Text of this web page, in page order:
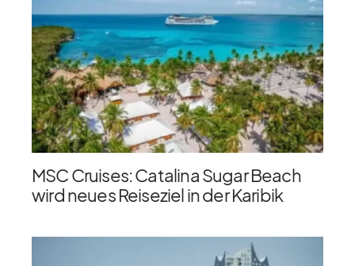
MSC Cruises: Catalina Sugar Beach
wird neues Reiseziel in der Karibik